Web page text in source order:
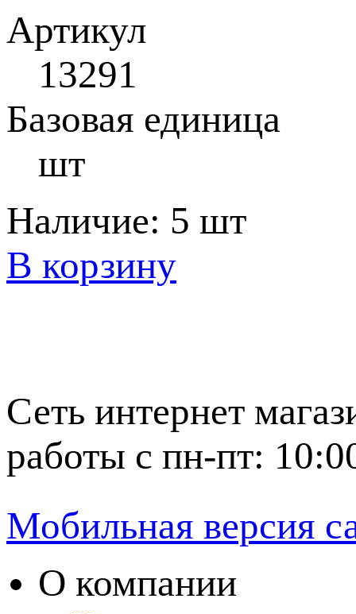
Артикул
13291
Базовая единица
шт
Наличие: 5 шт
В корзину
Сеть интернет
работы с пн-пт:
Мобильная версия
О компании